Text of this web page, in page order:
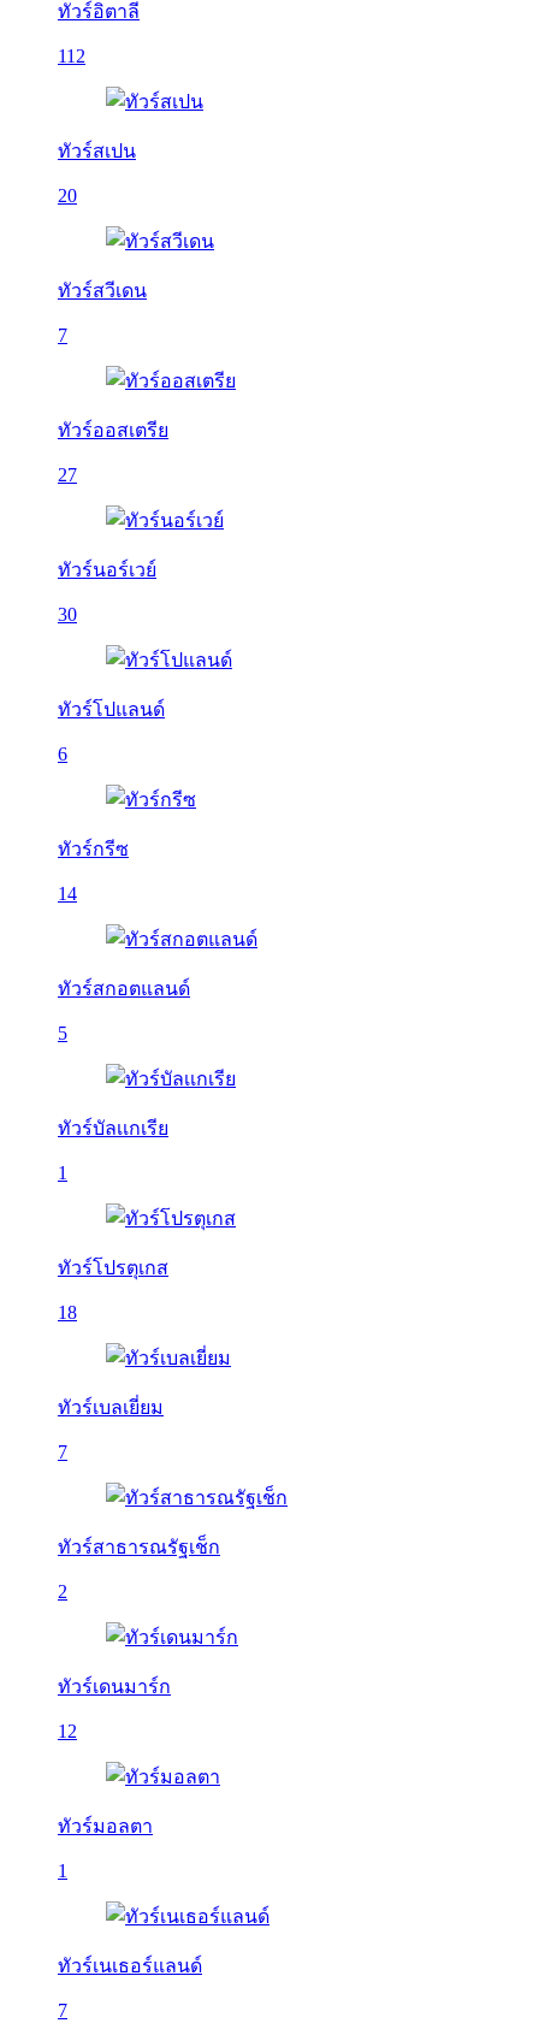
ทัวร์อิตาลี
112
ทัวร์สเปน
20
ทัวร์สวีเดน
7
ทัวร์ออสเตรีย
27
ทัวร์นอร์เวย์
30
ทัวร์โปแลนด์
6
ทัวร์กรีซ
14
ทัวร์สกอตแลนด์
5
ทัวร์บัลเเกเรีย
1
ทัวร์โปรตุเกส
18
ทัวร์เบลเยี่ยม
7
ทัวร์สาธารณรัฐเช็ก
2
ทัวร์เดนมาร์ก
12
ทัวร์มอลตา
1
ทัวร์เนเธอร์แลนด์
7